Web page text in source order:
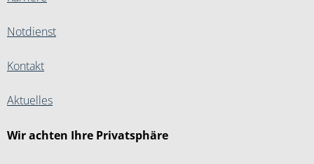
Notdienst
Kontakt
Aktuelles
Wir achten Ihre Privatsphäre